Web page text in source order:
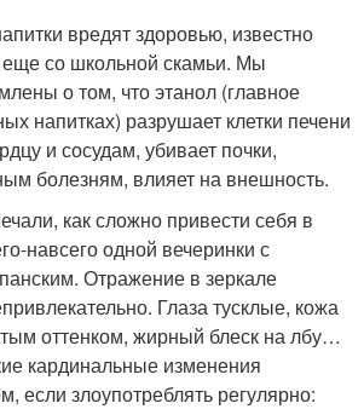
вредят здоровью, известно
еще со школьной скамьи. Мы
о том, что этанол (главное
напитках) разрушает клетки печени
и сосудам, убивает почки,
болезням, влияет на внешность.
как сложно привести себя в
навсего одной вечеринки с
Отражение в зеркале
Глаза тусклые, кожа
оттенком, жирный блеск на лбу…
кардинальные изменения
если злоупотреблять регулярно: